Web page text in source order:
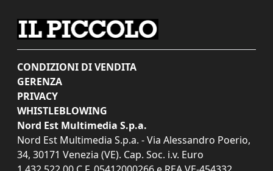
CONDIZIONI DI VENDITA
GERENZA
PRIVACY
WHISTLEBLOWING
Nord Est Multimedia S.p.a.
Nord Est Multimedia S.p.a. - Via Alessandro Poerio,
34, 30171 Venezia (VE). Cap. Soc. i.v. Euro